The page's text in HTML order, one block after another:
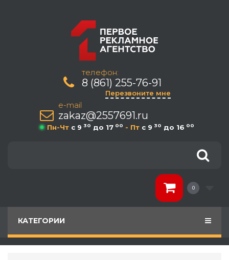
телефон:
8 (861) 255-76-91
Перезвоните мне
e-mail
zakaz@2557691.ru
Пн-Чт c 9 30 до 17 00 - Пт c 9 30 до 16 00
0
КАТЕГОРИИ